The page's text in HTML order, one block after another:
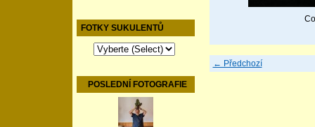
FOTKY SUKULENTŮ
POSLEDNÍ FOTOGRAFIE
← Předchozí